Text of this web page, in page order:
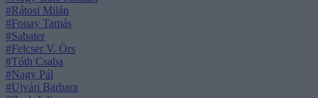
#Rátosi Milán
#Fonay Tamás
#Sabater
#Felcser V. Örs
#Tóth Csaba
#Nagy Pál
#Ujvári Barbara